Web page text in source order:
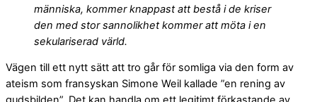
människa, kommer knappast att bestå i de kriser
den med stor sannolikhet kommer att möta i en
sekulariserad värld.
Vägen till ett nytt sätt att tro går för somliga via den form av
ateism som fransyskan Simone Weil kallade ”en rening av